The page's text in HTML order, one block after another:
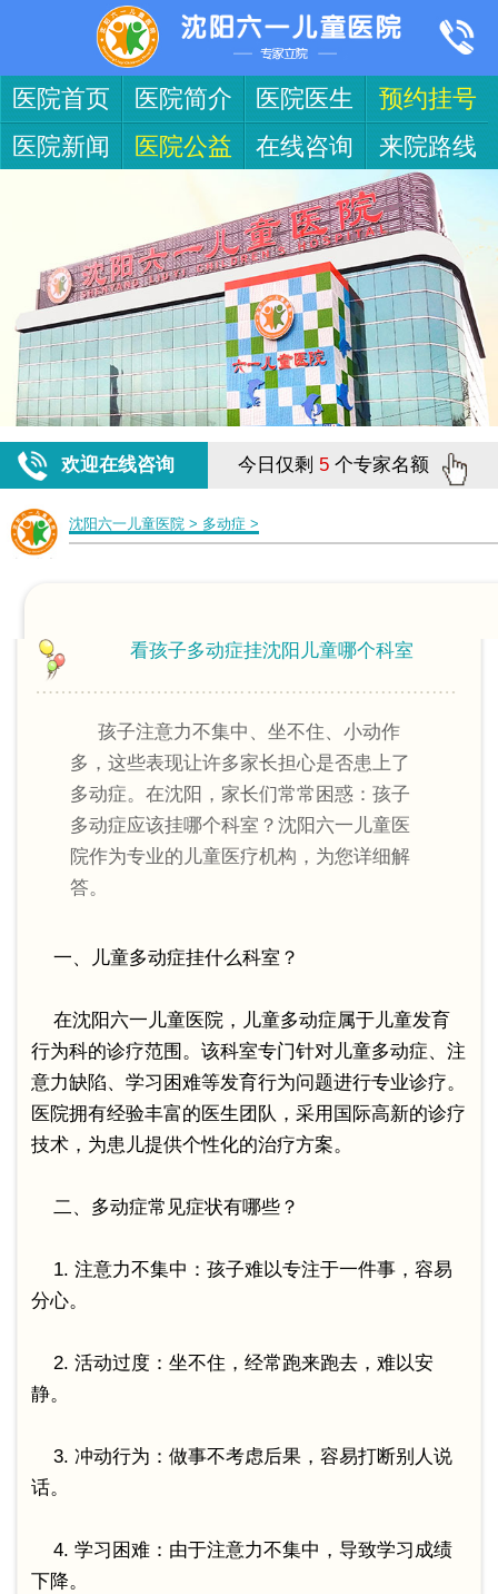
医院首页 医院简介 医院医生
预约挂号
医院新闻
医院公益 在线咨询 来院路线
欢迎在线咨询 今日仅剩 5 个专家名额
沈阳六一儿童医院> 多动症 >
看孩子多动症挂沈阳儿童哪个科室
孩子注意力不集中、坐不住、小动作
多，这些表现让许多家长担心是否患上了
多动症。在沈阳，家长们常常困惑：孩子
多动症应该挂哪个科室？沈阳六一儿童医
院作为专业的儿童医疗机构，为您详细解
答。
一、儿童多动症挂什么科室？
在沈阳六一儿童医院，儿童多动症属于儿童发育
行为科的诊疗范围。该科室专门针对儿童多动症、注
意力缺陷、学习困难等发育行为问题进行专业诊疗。
医院拥有经验丰富的医生团队，采用国际高新的诊疗
技术，为患儿提供个性化的治疗方案。
二、多动症常见症状有哪些？
1. 注意力不集中：孩子难以专注于一件事，容易
分心。
2. 活动过度：坐不住，经常跑来跑去，难以安
静。
3. 冲动行为：做事不考虑后果，容易打断别人说
话。
4. 学习困难：由于注意力不集中，导致学习成绩
下降。